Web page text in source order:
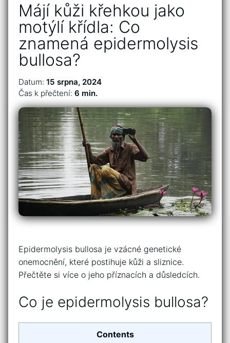
Májí kůži křehkou jako
motýlí křídla: Co
znamená epidermolysis
bullosa?
Datum: 15 srpna, 2024
Čas k přečtení: 6 min.
Epidermolysis bullosa je⁣ vzácné⁢ genetické
onemocnění, které postihuje kůži a sliznice.
Přečtěte ⁤si více o‍ jeho ‌příznacích a důsledcích.
Co⁣ je epidermolysis⁣ bullosa?
Contents